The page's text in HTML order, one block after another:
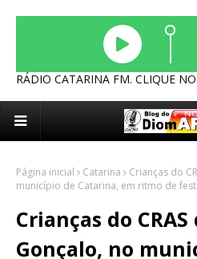
RÁDIO CATARINA FM. CLIQUE
Página inicial Catarina
Crianças do
município de Catarina, em ritmo de
Crianças do
Gonçalo, no